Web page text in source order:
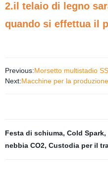
2.il telaio di legno
quando si effettua il
Previous:Morsetto multistadio
Next:Macchine per la
Festa di schiuma, Cold Spark,
nebbia CO2, Custodia per il